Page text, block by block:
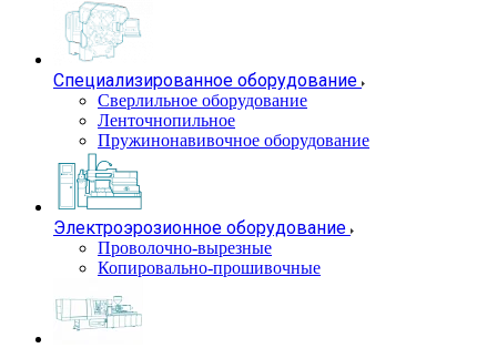
Специализированное оборудование
Сверлильное оборудование
Ленточнопильное
Пружинонавивочное оборудование
Электроэрозионное оборудование
Проволочно-вырезные
Копировально-прошивочные